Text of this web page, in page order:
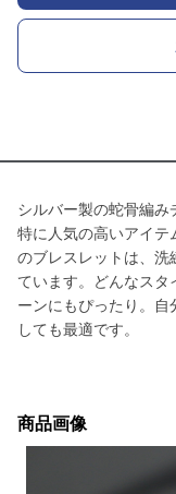
シルバー製の蛇骨編み
特に人気の高いアイテ
のブレスレットは、洗
ています。どんなスタ
ーンにもぴったり。自
しても最適です。
商品画像